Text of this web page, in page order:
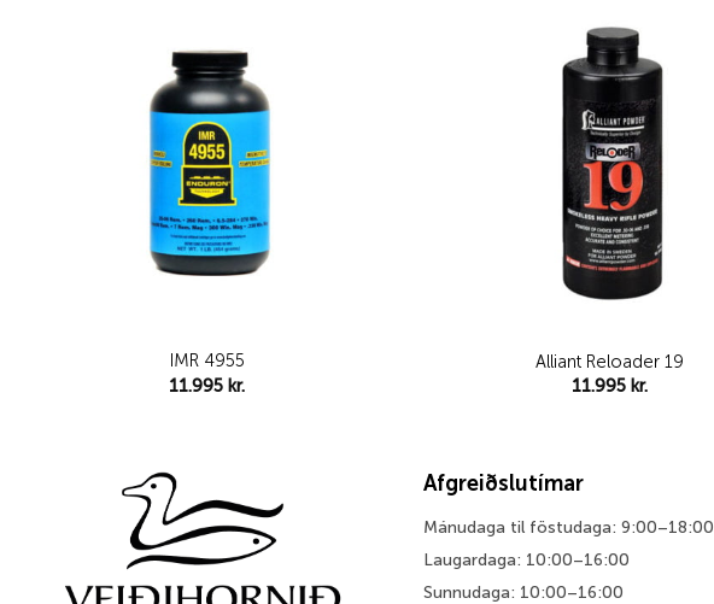
IMR 4955
11.995kr.
Alliant Reloader 19
11.995 kr.
Afgreiðslutímar
Mánudaga til föstudaga: 9:00–18:00
Laugardaga: 10:00–16:00
Sunnudaga: 10:00–16:00